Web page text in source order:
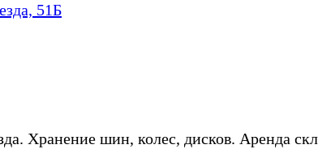
51Б
Хранение шин, колес, дисков. Аренда